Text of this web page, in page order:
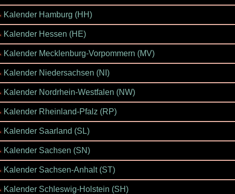
Kalender Hamburg (HH)
Kalender Hessen (HE)
Kalender Mecklenburg-Vorpommern (MV)
Kalender Niedersachsen (NI)
Kalender Nordrhein-Westfalen (NW)
Kalender Rheinland-Pfalz (RP)
Kalender Saarland (SL)
Kalender Sachsen (SN)
Kalender Sachsen-Anhalt (ST)
Kalender Schleswig-Holstein (SH)